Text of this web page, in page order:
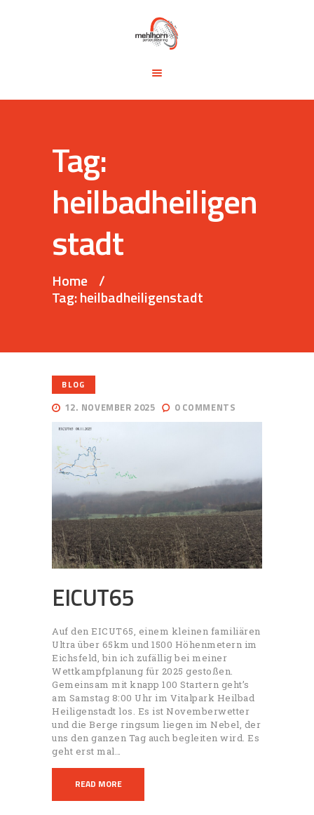
Tag:
heilbadheiligen
stadt
Home
Tag: heilbadheiligenstadt
KONTAKT
BLOG
12. NOVEMBER 2025 0 COMMENTS
EICUT65
Auf den EICUT65, einem kleinen familiären
Ultra über 65km und 1500 Höhenmetern im
Eichsfeld, bin ich zufällig bei meiner
Wettkampfplanung für 2025 gestoßen.
Gemeinsam mit knapp 100 Startern geht’s
am Samstag 8:00 Uhr im Vitalpark Heilbad
Heiligenstadt los. Es ist Novemberwetter
und die Berge ringsum liegen im Nebel, der
uns den ganzen Tag auch begleiten wird. Es
geht erst mal…
READ MORE